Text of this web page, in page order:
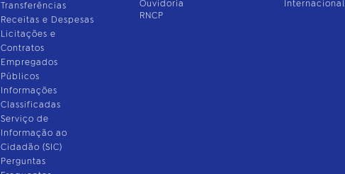
Transferências
Receitas e Despesas
Licitações e
Contratos
Empregados
Públicos
Informações
Classificadas
Serviço de
Informação ao
Cidadão (SIC)
Perguntas
Ouvidoria
RNCP
Internacional